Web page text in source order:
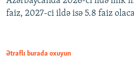
faiz, 2027-ci ildə isə 5.8 faiz
Ətraflı burada oxuyun